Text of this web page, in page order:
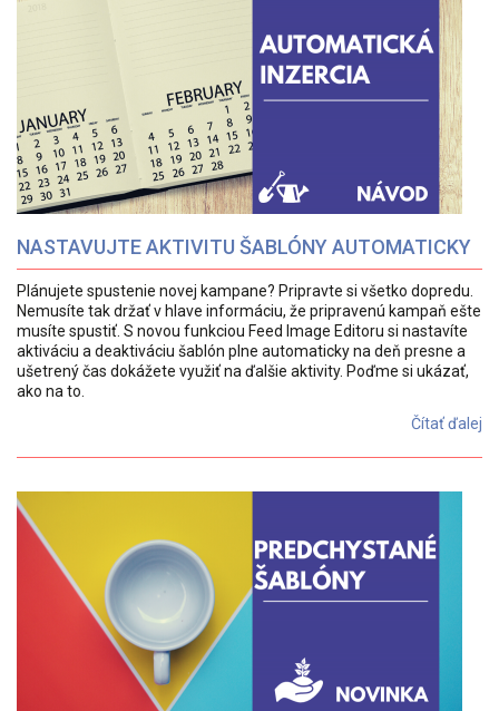
NASTAVUJTE AKTIVITU ŠABLÓNY AUTOMATICKY
Plánujete spustenie novej kampane? Pripravte si všetko dopredu.
Nemusíte tak držať v hlave informáciu, že pripravenú kampaň ešte
musíte spustiť. S novou funkciou Feed Image Editoru si nastavíte
aktiváciu a deaktiváciu šablón plne automaticky na deň presne a
ušetrený čas dokážete využiť na ďalšie aktivity. Poďme si ukázať,
ako na to.
Čítať ďalej